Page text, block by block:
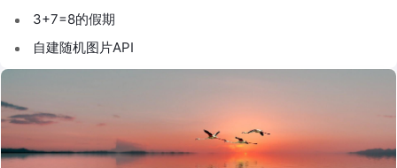
3+7=8的假期
自建随机图片API